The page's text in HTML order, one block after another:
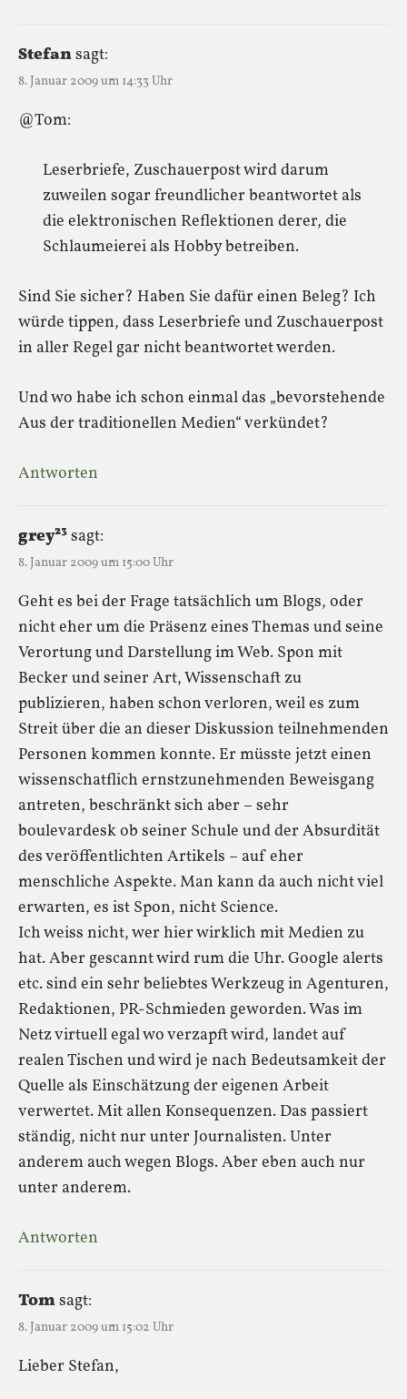
Stefansagt:
8. Januar 2009 um 14:33 Uhr
@Tom:
Leserbriefe, Zuschauerpost wird darum
zuweilen sogar freundlicher beantwortet als
die elektronischen Reflektionen derer, die
Schlaumeierei als Hobby betreiben.
Sind Sie sicher? Haben Sie dafür einen Beleg? Ich
würde tippen, dass Leserbriefe und Zuschauerpost
in aller Regel gar nicht beantwortet werden.
Und wo habe ich schon einmal das „bevorstehende
Aus der traditionellen Medien“ verkündet?
Antworten
grey²³sagt:
8. Januar 2009 um 15:00 Uhr
Geht es bei der Frage tatsächlich um Blogs, oder
nicht eher um die Präsenz eines Themas und seine
Verortung und Darstellung im Web. Spon mit
Becker und seiner Art, Wissenschaft zu
publizieren, haben schon verloren, weil es zum
Streit über die an dieser Diskussion teilnehmenden
Personen kommen konnte. Er müsste jetzt einen
wissenschatflich ernstzunehmenden Beweisgang
antreten, beschränkt sich aber – sehr
boulevardesk ob seiner Schule und der Absurdität
des veröffentlichten Artikels – auf eher
menschliche Aspekte. Man kann da auch nicht viel
erwarten, es ist Spon, nicht Science.
Ich weiss nicht, wer hier wirklich mit Medien zu
hat. Aber gescannt wird rum die Uhr. Google alerts
etc. sind ein sehr beliebtes Werkzeug in Agenturen,
Redaktionen, PR-Schmieden geworden. Was im
Netz virtuell egal wo verzapft wird, landet auf
realen Tischen und wird je nach Bedeutsamkeit der
Quelle als Einschätzung der eigenen Arbeit
verwertet. Mit allen Konsequenzen. Das passiert
ständig, nicht nur unter Journalisten. Unter
anderem auch wegen Blogs. Aber eben auch nur
unter anderem.
Antworten
Tomsagt:
8. Januar 2009 um 15:02 Uhr
Lieber Stefan,